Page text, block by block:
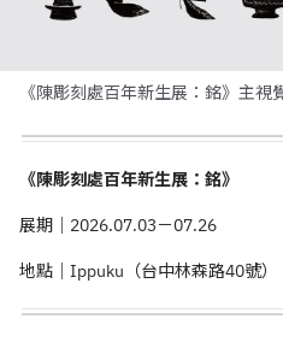
《陳彫刻處百年新生展：銘》主視
《陳彫刻處百年新生展：銘》
展期｜2026.07.03－07.26
地點｜Ippuku（台中林森路40號）